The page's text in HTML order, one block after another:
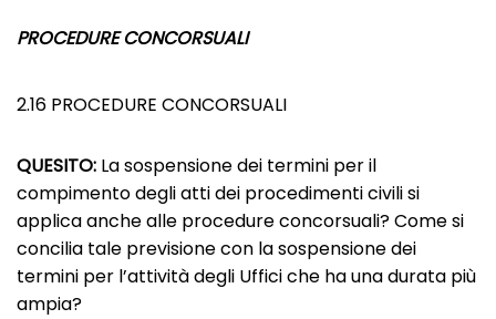
PROCEDURE CONCORSUALI
2.16 PROCEDURE CONCORSUALI
QUESITO: La sospensione dei termini per il
compimento degli atti dei procedimenti civili si
applica anche alle procedure concorsuali? Come si
concilia tale previsione con la sospensione dei
termini per l’attività degli Uffici che ha una durata più
ampia?